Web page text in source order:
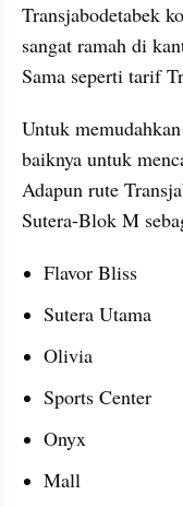
Transjabodetabek
sangat ramah di
Sama seperti tarif
Untuk
baiknya untuk
Adapun rute
Sutera-Blok M
Flavor Bliss
Sutera Utama
Olivia
Sports Center
Onyx
Mall